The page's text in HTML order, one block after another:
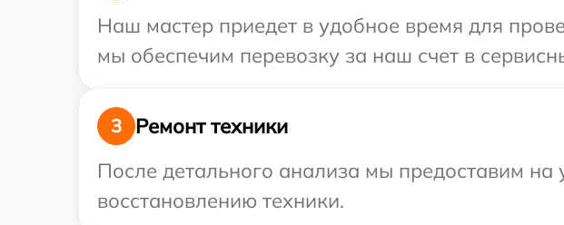
Наш мастер приедет в удобное время для
мы обеспечим перевозку за наш счет в
3
Ремонт техники
После детального анализа мы предоставим
восстановлению техники.